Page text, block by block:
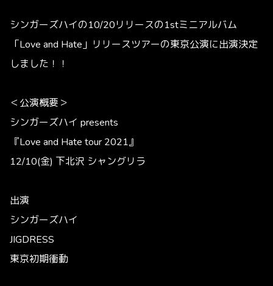
シンガーズハイの10/20リリースの1stミニアルバム
「Love and Hate」リリースツアーの東京公演に出演決定
しました！！
＜公演概要＞
シンガーズハイ presents
『Love and Hate tour 2021』
12/10(金) 下北沢 シャングリラ
出演
シンガーズハイ
JIGDRESS
東京初期衝動